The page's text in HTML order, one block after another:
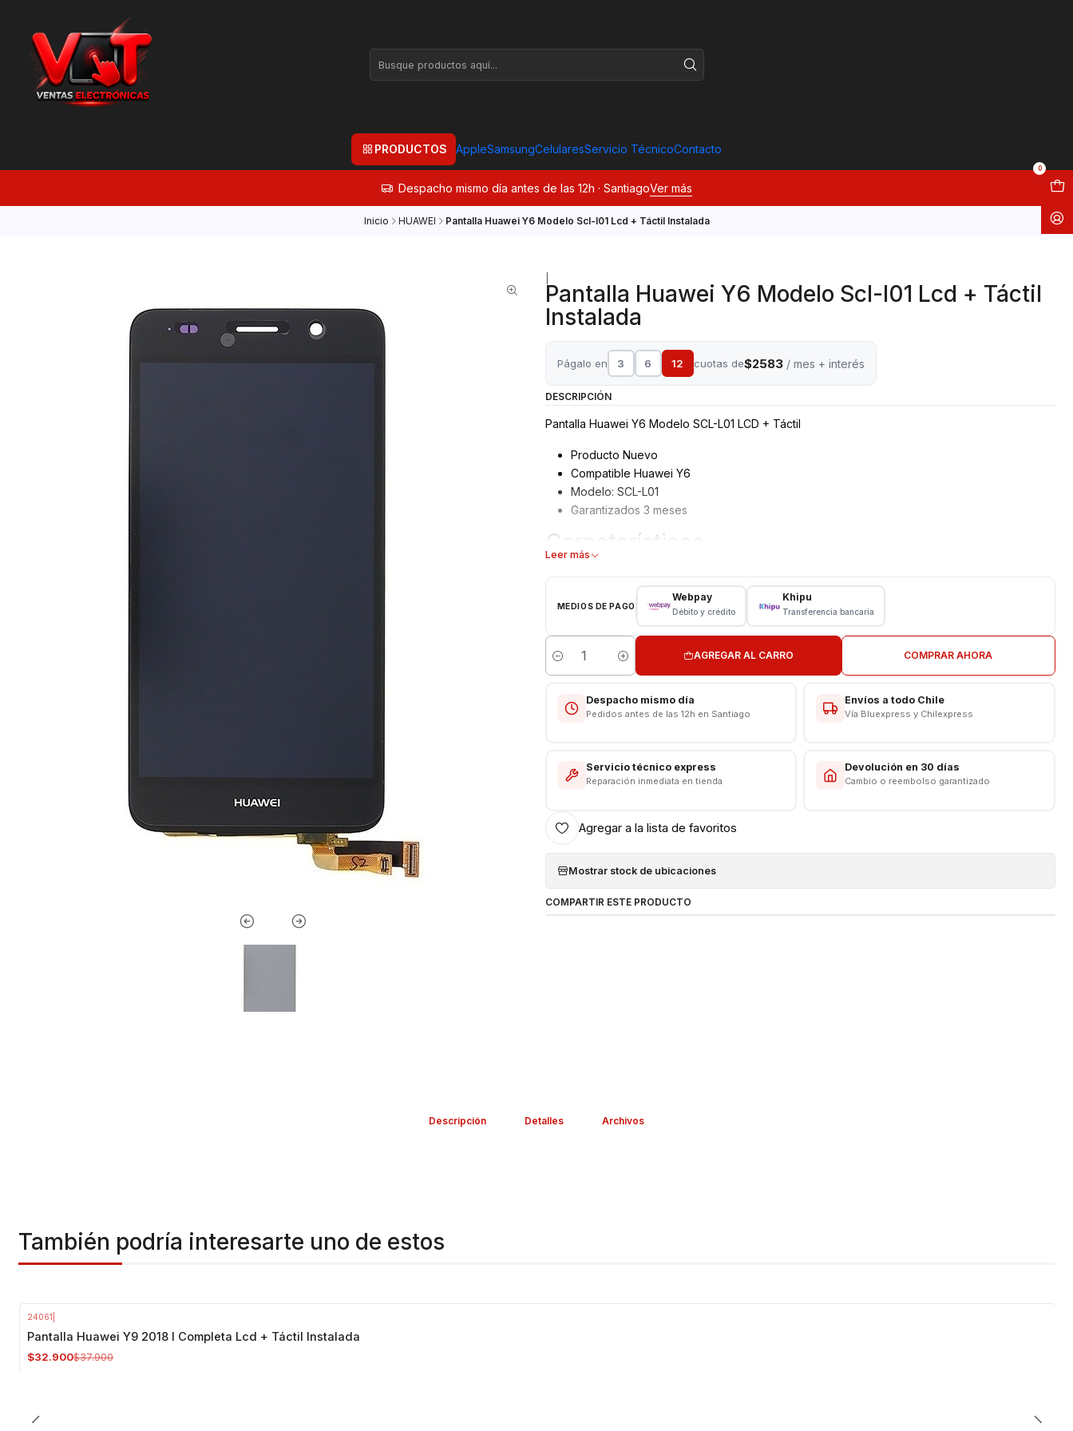
PRODUCTOS AppleSamsungCelularesServicio TécnicoContacto
0
Despacho mismo día antes de las 12h · SantiagoVer más
Inicio HUAWEI Pantalla Huawei Y6 Modelo Scl-l01 Lcd + Táctil Instalada
Pantalla Huawei Y6 Modelo Scl-l01 Lcd + Táctil
Instalada
Págalo en 3 6 12 cuotas de$2583/ mes + interés
DESCRIPCIÓN
Pantalla Huawei Y6 Modelo SCL-L01 LCD + Táctil
Producto Nuevo
Compatible Huawei Y6
Modelo: SCL-L01
Garantizados 3 meses
Características
Modelo: SCL-L01
Consulte por más colores disponibles
Somos VENTAS ELECTRONICAS
Leer más
MEDIOS DE PAGO
Webpay
Débito y crédito
Khipu
Transferencia bancaria
Cantidad
AGREGAR AL CARRO COMPRAR AHORA
Despacho mismo día
Pedidos antes de las 12h en Santiago
Envíos a todo Chile
Vía Bluexpress y Chilexpress
Servicio técnico express
Reparación inmediata en tienda
Devolución en 30 días
Cambio o reembolso garantizado
Agregar a la lista de favoritos
Mostrar stock de ubicaciones
COMPARTIR ESTE PRODUCTO
Descripción Detalles Archivos
También podría interesarte uno de estos
24061
Pantalla Huawei Y9 2018 I Completa Lcd + Táctil Instalada
$32.900$37.900